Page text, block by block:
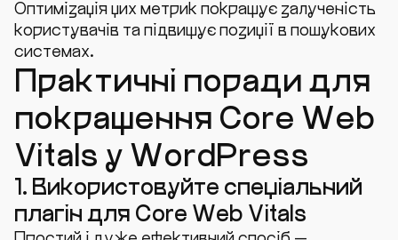
Оптимізація цих метрик покращує залученість
користувачів та підвищує позиції в пошукових
системах.
Практичні поради для
покращення Core Web
Vitals у WordPress
1. Використовуйте спеціальний
плагін для Core Web Vitals